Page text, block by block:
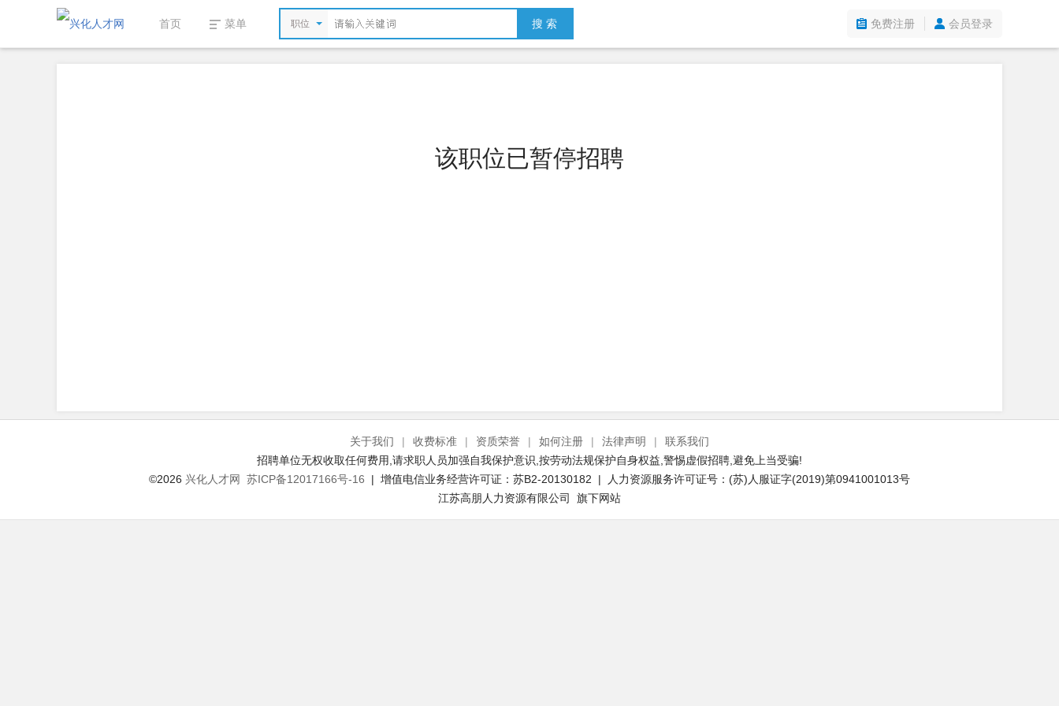
首页 菜单 职位 搜 索 免费注册 会员登录
该职位已暂停招聘
关于我们 | 收费标准 | 资质荣誉 | 如何注册 | 法律声明 |
联系我们
招聘单位无权收取任何费用,请求职人员加强自我保护意识,按劳动法规保护自身权益,警惕虚假招聘,避免上当受骗!
©2026 兴化人才网 苏ICP备12017166号-16 | 增值电信业务经营许可证：苏B2-20130182 | 人力资源服务许可证号：(苏)人服证字(2019)第0941001013号
江苏高朋人力资源有限公司 旗下网站